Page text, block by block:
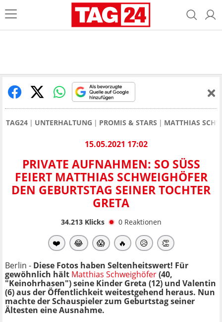
TAG24 UNTERHALTUNG PROMIS & STARS MATTHIAS
15.05.2021 17:02
PRIVATE AUFNAHMEN: SO SÜSS F
EIERT MATTHIAS SCHWEIGHÖFER D
EN GEBURTSTAG SEINER TOCHTER G
RETA
34.213Klicks 0 Reaktionen
❤️ 😂 😱 🔥 😥 👏
Berlin - Diese Fotos haben Seltenheitswert! Für
gewöhnlich hält Matthias Schweighöfer(40,
"Keinohrhasen") seine Kinder Greta (12) und Valentin
(6) aus der Öffentlichkeit weitestgehend heraus. Nun
machte der Schauspieler zum Geburtstag seiner
Ältesten eine Ausnahme.